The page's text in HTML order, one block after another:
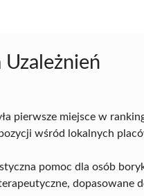
Uzależnień
pierwsze miejsce w
wśród lokalnych
pomoc dla osób